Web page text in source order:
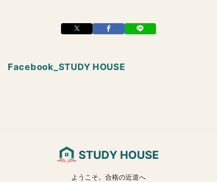
Facebook_STUDY HOUSE
ようこそ。合格の近道へ